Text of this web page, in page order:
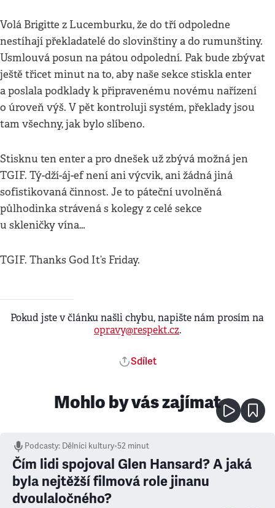
Volá Brigitte z Lucemburku, že do tří odpoledne
nestíhají překladatelé do slovinštiny a do rumunštiny.
Usmlouvá posun na pátou odpolední. Pak bude zbývat
ještě třicet minut na to, aby naše sekce stiskla enter
a poslala podklady k připravenému novému nařízení
o úroveň výš. V pět kontroluji systém, překlady jsou
tam všechny, jak bylo slíbeno.
Stisknu ten enter a pro dnešek už zbývá možná jen
TGIF. Tý-dží-áj-ef není ani výcvik, ani žádná jiná
sofistikovaná činnost. Je to páteční uvolněná
půlhodinka strávená s kolegy z celé sekce
u skleničky vína…
TGIF. Thanks God It’s Friday.
Pokud jste v článku našli chybu, napište nám prosím na
opravy@respekt.cz.
Sdílet
Mohlo by vás zajímat
Podcasty: Dělníci kultury•52 minut
Čím lidi spojoval Glen Hansard? A jaká
byla nejtěžší filmová role jinanu
dvoulaločného?